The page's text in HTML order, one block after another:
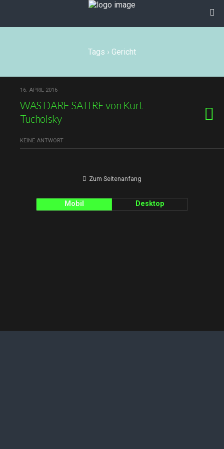
Tags › Gericht
16. APRIL 2016
WAS DARF SATIRE von Kurt
Tucholsky
KEINE ANTWORT
Zum Seitenanfang
Mobil Desktop